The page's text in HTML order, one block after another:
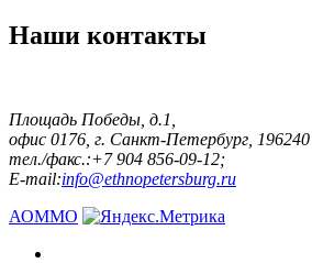
Наши контакты
Площадь Победы, д.1,
офис 0176, г. Санкт-Петербург, 196240
тел./факс.:+7 904 856-09-12;
E-mail:info@ethnopetersburg.ru
АОММО